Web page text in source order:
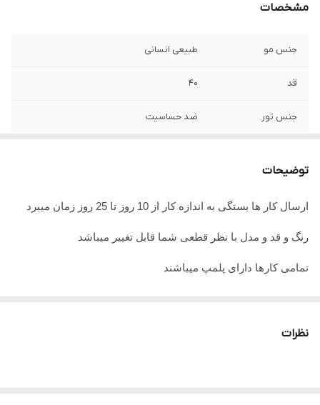
مشخصات
جنس مو طبیعی انسانی
قد 40
جنس تور ضد حساسیت
توضیحات
ارسال کار ها بستگی به اندازه کار از 10 روز تا 25 روز زمان میبرد
رنگ و قد و مدل با نظر قطعی شما قابل تغییر میباشد
تمامی کارها دارای پلمپ میباشند
در صورت داشتن سوال میتوانید از پشتیبان های ما راهنمایی دریافت
نظرات